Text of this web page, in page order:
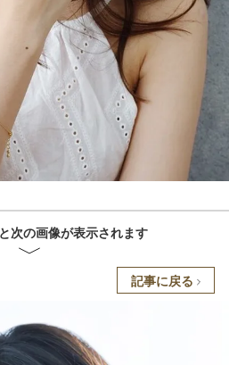
次の画像が表示されます
記事に戻る